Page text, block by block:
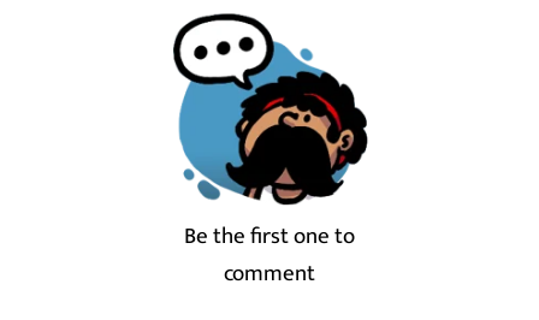
Be the first one to
comment